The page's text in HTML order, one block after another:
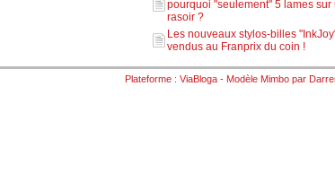
pourquoi "seulement" 5 lames sur
rasoir ?
Les nouveaux stylos-billes
vendus au Franprix du coin !
Plateforme : ViaBloga - Modèle Mimbo par